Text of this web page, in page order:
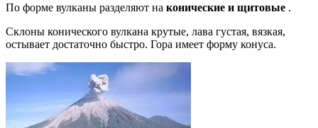
По форме вулканы разделяют на конические и щитовые .
Склоны конического вулкана крутые, лава густая, вязкая,
остывает достаточно быстро. Гора имеет форму конуса.